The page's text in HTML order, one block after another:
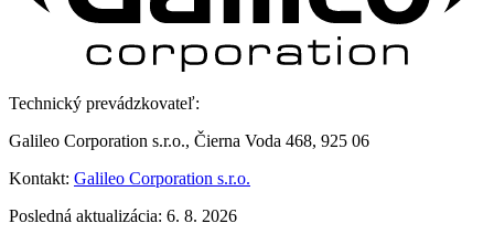
Technický prevádzkovateľ:
Galileo Corporation s.r.o., Čierna Voda 468, 925 06
Kontakt: Galileo Corporation s.r.o.
Posledná aktualizácia: 6. 8. 2026